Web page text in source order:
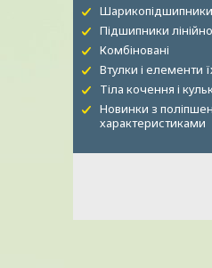
Шарикопідшипники
Підшипники
Комбіновані
Втулки і елементи
Тіла кочення і
Новинки з
характеристиками